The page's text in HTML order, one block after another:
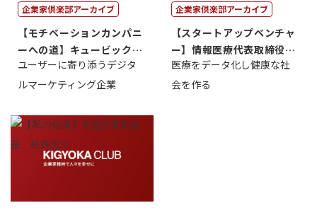
企業家倶楽部アーカイブ
【モチベーションカンパニ
ーへの道】キュービック代
表取締役CE...
ユーザーに寄り添うデジタ
ルマーケティング企業
企業家倶楽部アーカイブ
【スタートアップベンチャ
ー】情報医療代表取締役
原 聖吾
医療をデータ化し健康な社
会を作る